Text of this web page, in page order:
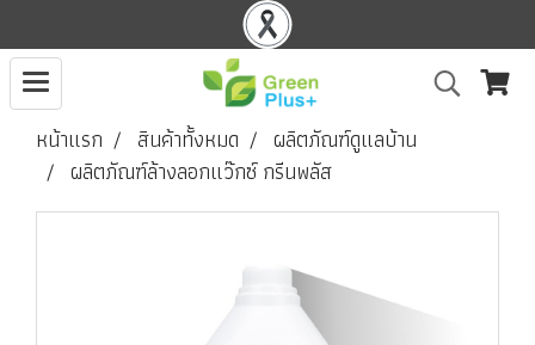
หน้าแรก สินค้าทั้งหมด
ผลิตภัณฑ์ดูแลบ้าน
ผลิตภัณฑ์ล้างลอกแว๊กซ์ กรีนพลัส